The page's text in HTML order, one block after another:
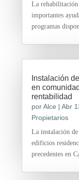
La rehabilitación
importantes
programas
Instalación
en
rentabilidad
porAlce | Abr
Propietarios
La instalación
edificios
precedentes en